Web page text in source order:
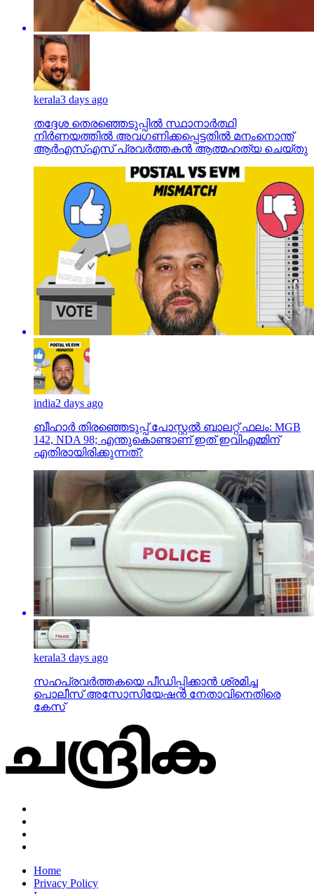
kerala3 days ago
തദ്ദേശ തെരഞ്ഞെടുപ്പില്‍ സ്ഥാനാര്‍ത്ഥി
നിര്‍ണയത്തില്‍ അവഗണിക്കപ്പെട്ടതില്‍ മനംനൊന്ത്
ആര്‍എസ്എസ് പ്രവര്‍ത്തകന്‍ ആത്മഹത്യ ചെയ്തു
india2 days ago
ബീഹാർ തിരഞ്ഞെടുപ്പ് പോസ്റ്റൽ ബാലറ്റ് ഫലം: MGB
142, NDA 98; എന്തുകൊണ്ടാണ് ഇത് ഇവിഎമ്മിന്
എതിരായിരിക്കുന്നത്?
kerala3 days ago
സഹപ്രവര്‍ത്തകയെ പീഡിപ്പിക്കാന്‍ ശ്രമിച്ച
പൊലീസ് അസോസിയേഷന്‍ നേതാവിനെതിരെ
കേസ്
Home
Privacy Policy